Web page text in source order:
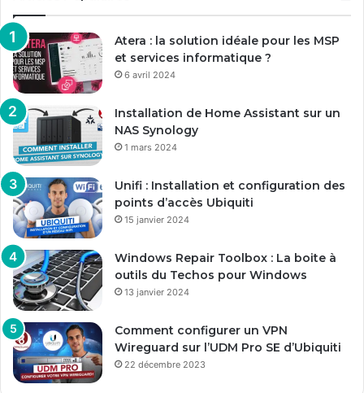
Atera : la solution idéale pour les MSP
et services informatique ?
6 avril 2024
Installation de Home Assistant sur un
NAS Synology
1 mars 2024
Unifi : Installation et configuration des
points d’accès Ubiquiti
15 janvier 2024
Windows Repair Toolbox : La boite à
outils du Techos pour Windows
13 janvier 2024
Comment configurer un VPN
Wireguard sur l’UDM Pro SE d’Ubiquiti
22 décembre 2023